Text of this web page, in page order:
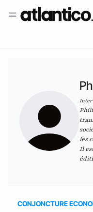
les
Il
CONJONCTURE